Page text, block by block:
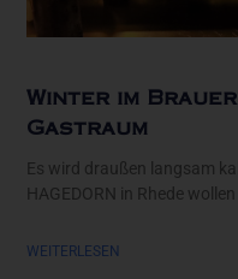
Winter im
Gastraum
Es wird draußen langsam
HAGEDORN in Rhede
WEITERLESEN